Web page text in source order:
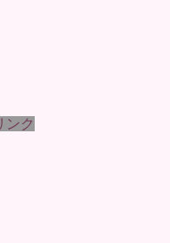
ンク